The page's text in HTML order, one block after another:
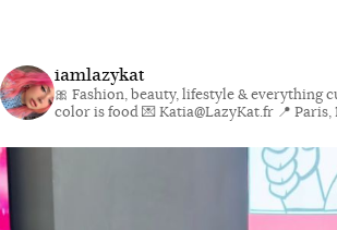
iamlazykat
🎀 Fashion, beauty, lifestyle & everything
color is food💌 Katia@LazyKat.fr 📍 Paris,